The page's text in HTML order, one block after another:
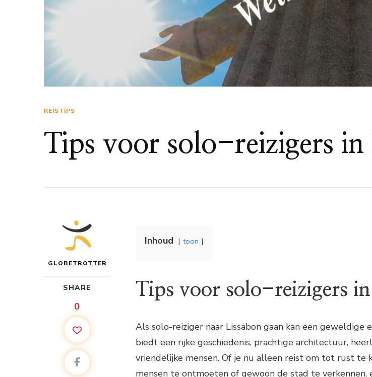
REISTIPS
Tips voor solo-reizigers in
GLOBETROTTER
SHARE
0
Inhoud toon
Tips voor solo-reizigers
Als solo-reiziger naar Lissabon gaan kan een geweldige
biedt een rijke geschiedenis, prachtige architectuur,
vriendelijke mensen. Of je nu alleen reist om tot rust te
mensen te ontmoeten of gewoon de stad te verkennen,